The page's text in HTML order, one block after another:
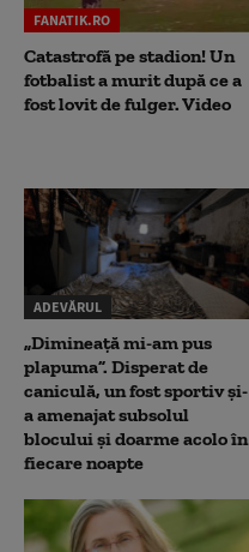
FANATIK.RO
Catastrofă pe stadion! Un
fotbalist a murit după ce a
fost lovit de fulger. Video
ADEVĂRUL
„Dimineață mi-am pus
plapuma”. Disperat de
caniculă, un fost sportiv și-
a amenajat subsolul
blocului și doarme acolo în
fiecare noapte